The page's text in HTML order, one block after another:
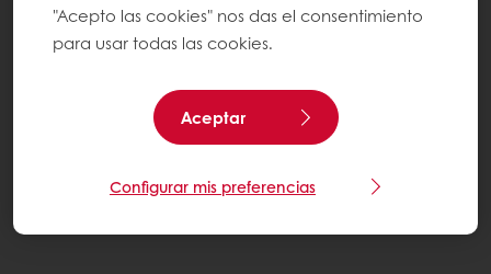
"Acepto las cookies" nos das el consentimiento
para usar todas las cookies.
Aceptar
Configurar mis preferencias